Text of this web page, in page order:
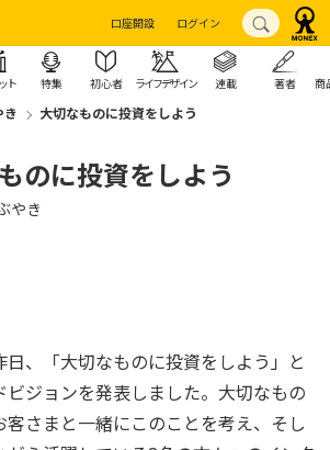
口座開設 ログイン
ト 特集 初心者 ライフデザイン 連載 著者 商
き 大切なものに投資をしよう
のに投資をしよう
やき
、「大切なものに投資をしよう」と
ビジョンを発表しました。大切なもの
客さまと一緒にこのことを考え、そし